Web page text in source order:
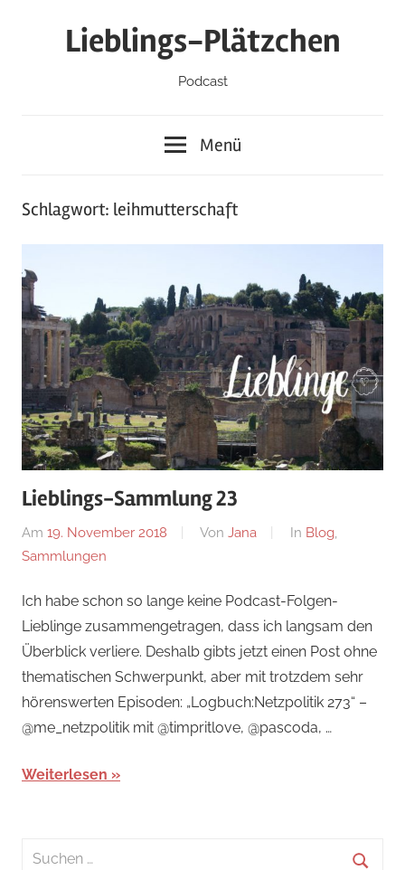
Lieblings-Plätzchen
Podcast
Menü
Schlagwort: leihmutterschaft
Lieblings-Sammlung 23
Am 19. November 2018 Von Jana In Blog,
Sammlungen
Ich habe schon so lange keine Podcast-Folgen-
Lieblinge zusammengetragen, dass ich langsam den
Überblick verliere. Deshalb gibts jetzt einen Post ohne
thematischen Schwerpunkt, aber mit trotzdem sehr
hörenswerten Episoden: „Logbuch:Netzpolitik 273“ –
@me_netzpolitik mit @timpritlove, @pascoda, …
Weiterlesen